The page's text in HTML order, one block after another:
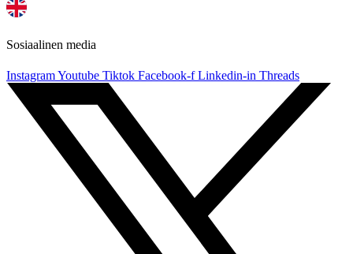
Sosiaalinen media
InstagramYoutube Tiktok Facebook-f Linkedin-in Threads